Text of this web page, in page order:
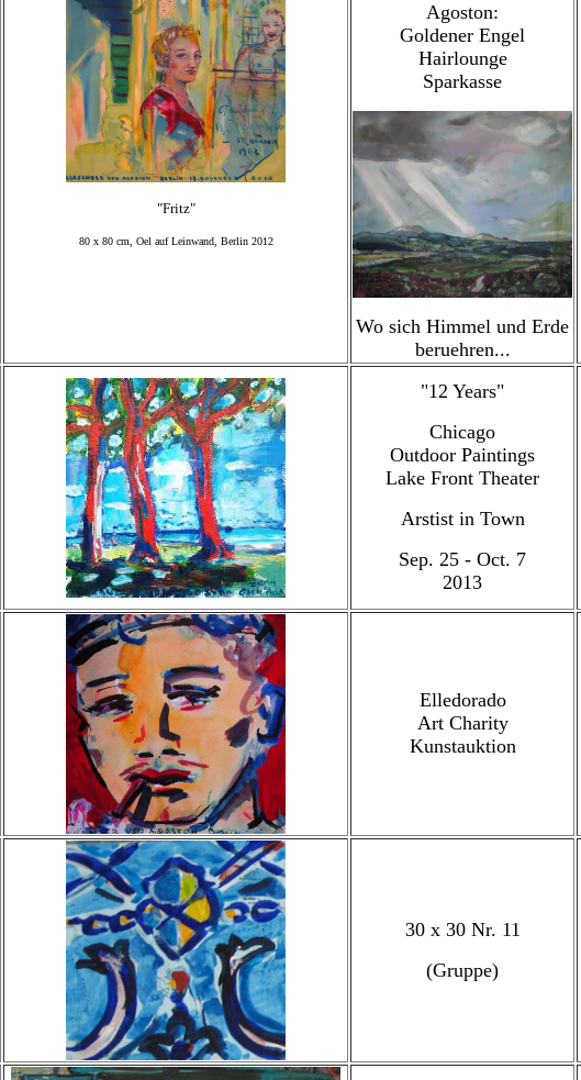
"Fritz"
80 x 80 cm, Oel auf Leinwand, Berlin 2012
Agoston:
Goldener Engel
Hairlounge
Sparkasse
Wo sich Himmel und Erde
beruehren...
"12 Years"
Chicago
Outdoor Paintings
Lake Front Theater
Arstist in Town
Sep. 25 - Oct. 7
2013
Elledorado
Art Charity
Kunstauktion
30 x 30 Nr. 11
(Gruppe)